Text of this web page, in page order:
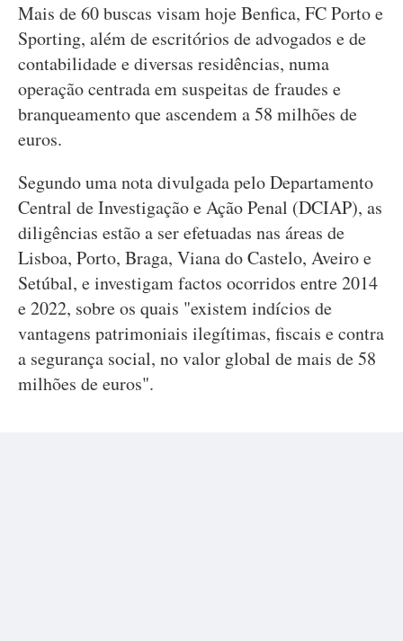
Mais de 60 buscas visam hoje Benfica, FC Porto e
Sporting, além de escritórios de advogados e de
contabilidade e diversas residências, numa
operação centrada em suspeitas de fraudes e
branqueamento que ascendem a 58 milhões de
euros.
Segundo uma nota divulgada pelo Departamento
Central de Investigação e Ação Penal (DCIAP), as
diligências estão a ser efetuadas nas áreas de
Lisboa, Porto, Braga, Viana do Castelo, Aveiro e
Setúbal, e investigam factos ocorridos entre 2014
e 2022, sobre os quais "existem indícios de
vantagens patrimoniais ilegítimas, fiscais e contra
a segurança social, no valor global de mais de 58
milhões de euros".